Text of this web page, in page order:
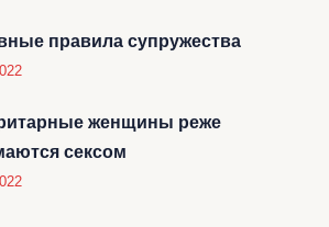
правила супружества
женщины реже
сексом